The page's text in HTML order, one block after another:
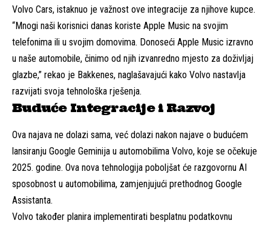
Volvo Cars, istaknuo je važnost ove integracije za njihove kupce.
“Mnogi naši korisnici danas koriste Apple Music na svojim
telefonima ili u svojim domovima. Donoseći Apple Music izravno
u naše automobile, činimo od njih izvanredno mjesto za doživljaj
glazbe,” rekao je Bakkenes, naglašavajući kako Volvo nastavlja
razvijati svoja tehnološka rješenja.
Buduće Integracije i Razvoj
Ova najava ne dolazi sama, već dolazi nakon najave o budućem
lansiranju Google Geminija u automobilima Volvo, koje se očekuje
2025. godine. Ova nova tehnologija poboljšat će razgovornu AI
sposobnost u automobilima, zamjenjujući prethodnog Google
Assistanta.
Volvo također planira implementirati besplatnu podatkovnu